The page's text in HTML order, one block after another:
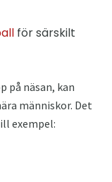
för särskilt
på näsan, kan
människor. Det
exempel: